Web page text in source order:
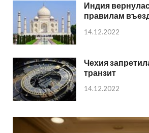
Индия
правилам
14.12.2022
Чехия
транзит
14.12.2022